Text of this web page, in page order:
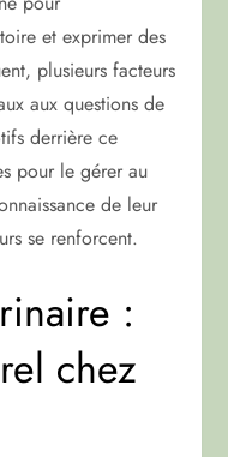
et exprimer des
plusieurs facteurs
aux questions de
derrière ce
pour le gérer au
de leur
se renforcent.
:
chez